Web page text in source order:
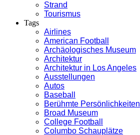
Strand
Tourismus
Tags
Airlines
American Football
Archäologisches Museum
Architektur
Architektur in Los Angeles
Ausstellungen
Autos
Baseball
Berühmte Persönlichkeiten
Broad Museum
College Football
Columbo Schauplätze